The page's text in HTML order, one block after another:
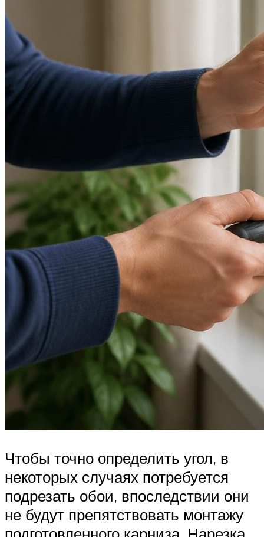
Чтобы точно определить угол, в
некоторых случаях потребуется
подрезать обои, впоследствии они
не будут препятствовать монтажу